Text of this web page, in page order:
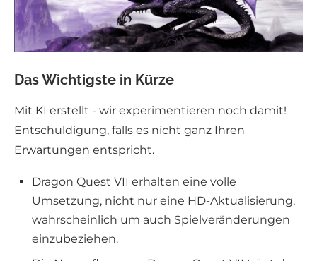
Das Wichtigste in Kürze
Mit KI erstellt - wir experimentieren noch damit!
Entschuldigung, falls es nicht ganz Ihren
Erwartungen entspricht.
Dragon Quest VII erhalten eine volle
Umsetzung, nicht nur eine HD-Aktualisierung,
wahrscheinlich um auch Spielveränderungen
einzubeziehen.